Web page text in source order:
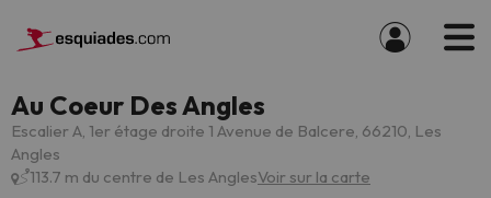
Au Coeur Des Angles
Escalier A, 1er étage droite 1 Avenue de Balcere, 66210, Les
Angles
113.7 m du centre de Les AnglesVoir sur la carte